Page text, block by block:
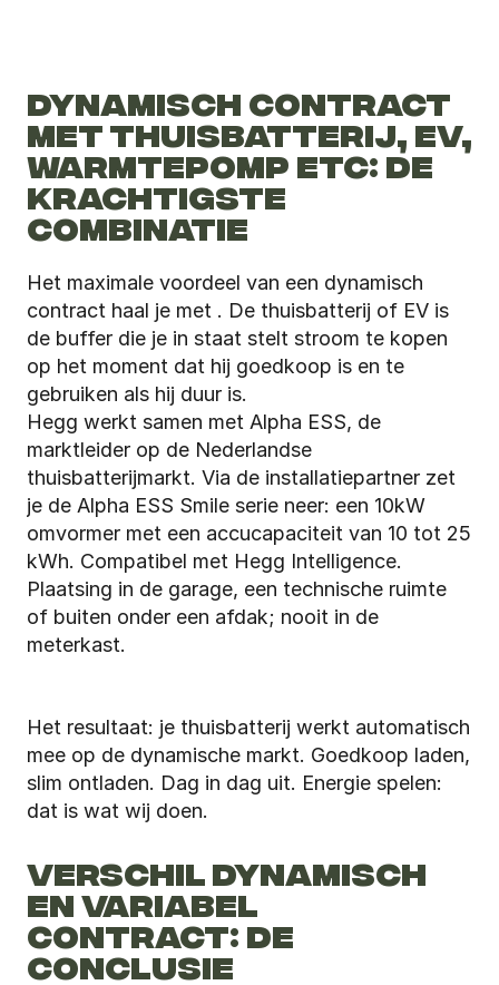
DYNAMISCH CONTRACT
MET THUISBATTERIJ, EV,
WARMTEPOMP ETC: DE
KRACHTIGSTE
COMBINATIE
Het maximale voordeel van een dynamisch
contract haal je met . De thuisbatterij of EV is
de buffer die je in staat stelt stroom te kopen
op het moment dat hij goedkoop is en te
gebruiken als hij duur is.
Hegg werkt samen met Alpha ESS, de
marktleider op de Nederlandse
thuisbatterijmarkt. Via de installatiepartner zet
je de Alpha ESS Smile serie neer: een 10kW
omvormer met een accucapaciteit van 10 tot 25
kWh. Compatibel met Hegg Intelligence.
Plaatsing in de garage, een technische ruimte
of buiten onder een afdak; nooit in de
meterkast.
Het resultaat: je thuisbatterij werkt automatisch
mee op de dynamische markt. Goedkoop laden,
slim ontladen. Dag in dag uit. Energie spelen:
dat is wat wij doen.
VERSCHIL DYNAMISCH
EN VARIABEL
CONTRACT: DE
CONCLUSIE